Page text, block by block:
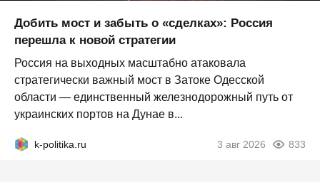
Добить мост и забыть о «сделках»: Россия
перешла к новой стратегии
Россия на выходных масштабно атаковала
стратегически важный мост в Затоке Одесской
области — единственный железнодорожный путь от
украинских портов на Дунае в...
k-politika.ru 3 авг 2026 833